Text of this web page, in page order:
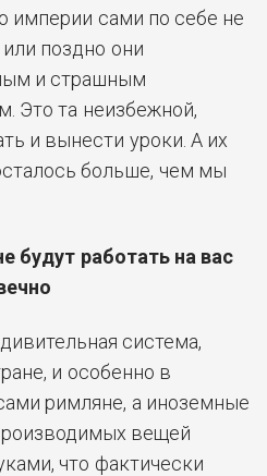
империи сами по себе не
поздно они
и страшным
Это та неизбежной,
и вынести уроки. А их
больше, чем мы
будут работать на вас
система,
и особенно в
римляне, а иноземные
вещей
что фактически